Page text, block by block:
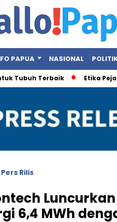
PAPUA NASIONAL
Terbaik Etika Pejabat
Pers Rilis
6,4 MWh